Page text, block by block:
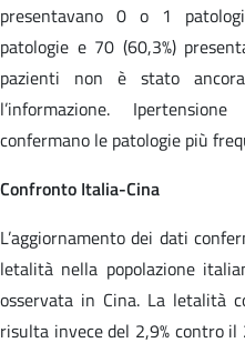
presentavano 0 o 1
patologie e 70 (60,3%)
pazienti non è stato
l’informazione.
confermano le patologie più
Confronto Italia-Cina
L’aggiornamento dei dati
letalità nella popolazione
osservata in Cina. La letalità
risulta invece del 2,9% contro il